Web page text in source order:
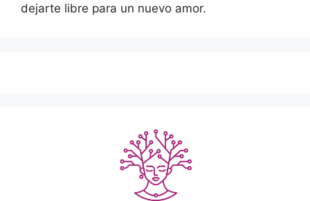
dejarte libre para un nuevo amor.